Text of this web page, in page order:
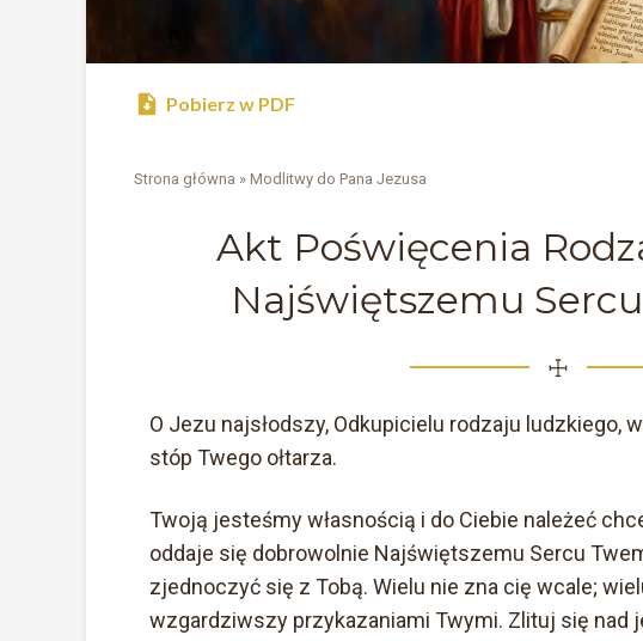
Pobierz w PDF
Strona główna » Modlitwy do Pana Jezusa
Akt Poświęcenia
Najświętszemu
☩
O Jezu najsłodszy, Odkupicielu rodzaju ludzkiego,
stóp Twego ołtarza.
Twoją jesteśmy własnością i do Ciebie należeć
oddaje się dobrowolnie Najświętszemu Sercu
zjednoczyć się z Tobą. Wielu nie zna cię wcale;
wzgardziwszy przykazaniami Twymi. Zlituj się nad